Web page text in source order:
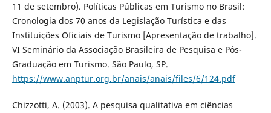
11 de setembro). Políticas Públicas em Turismo no Brasil:
Cronologia dos 70 anos da Legislação Turística e das
Instituições Oficiais de Turismo [Apresentação de trabalho].
VI Seminário da Associação Brasileira de Pesquisa e Pós-
Graduação em Turismo. São Paulo, SP.
https://www.anptur.org.br/anais/anais/files/6/124.pdf
Chizzotti, A. (2003). A pesquisa qualitativa em ciências